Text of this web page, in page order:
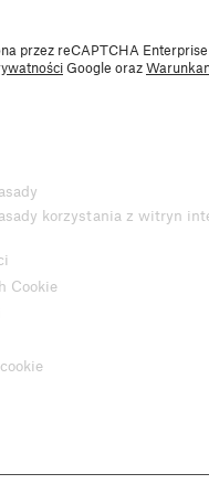
przez reCAPTCHA
Google oraz
korzystania z witryn
Cookie